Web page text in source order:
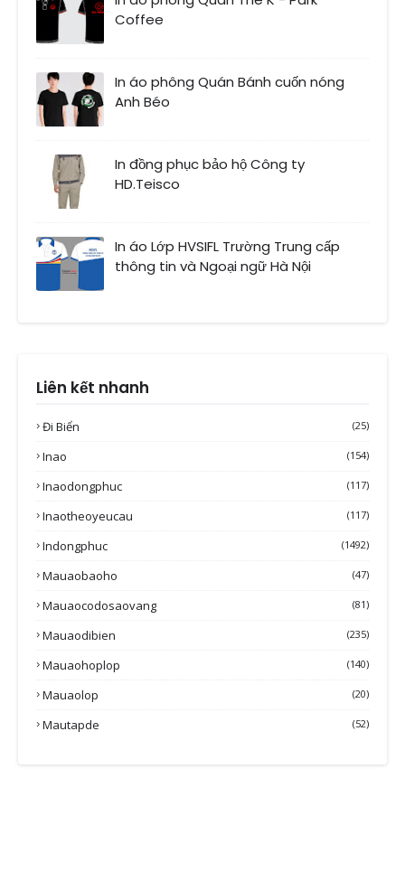
Coffee
In áo phông Quán Bánh cuốn nóng
Anh Béo
In đồng phục bảo hộ Công ty
HD.Teisco
In áo Lớp HVSIFL Trường Trung cấp
thông tin và Ngoại ngữ Hà Nội
Liên kết nhanh
Đi Biển (25)
Inao (154)
Inaodongphuc (117)
Inaotheoyeucau (117)
Indongphuc (1492)
Mauaobaoho (47)
Mauaocodosaovang (81)
Mauaodibien (235)
Mauaohoplop (140)
Mauaolop (20)
Mautapde (52)